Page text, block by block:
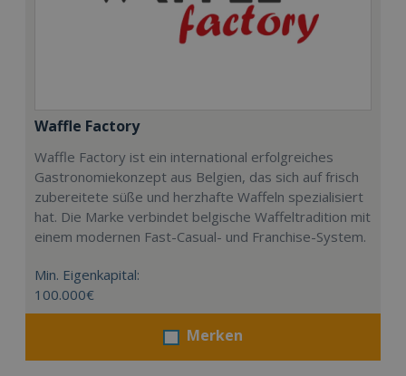
Waffle Factory
Waffle Factory ist ein international erfolgreiches
Gastronomiekonzept aus Belgien, das sich auf frisch
zubereitete süße und herzhafte Waffeln spezialisiert
hat. Die Marke verbindet belgische Waffeltradition mit
einem modernen Fast-Casual- und Franchise-System.
Min. Eigenkapital:
100.000€
Merken